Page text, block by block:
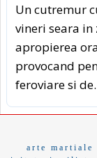
Un cutremur
vineri seara in
apropierea
provocand
feroviare si
arte martiale